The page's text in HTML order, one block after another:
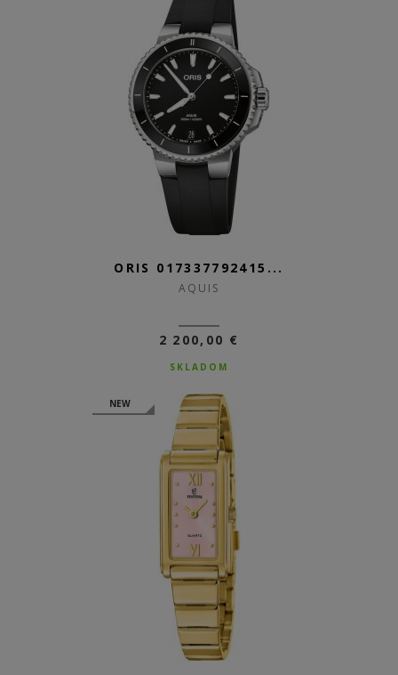
ORIS 017337792415...
AQUIS
2 200,00 €
SKLADOM
NEW